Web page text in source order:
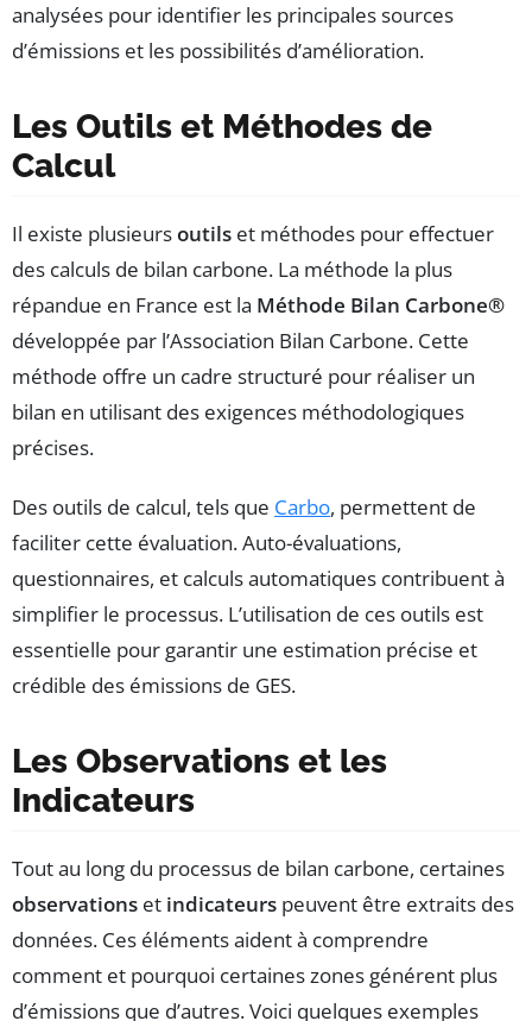
analysées pour identifier les principales sources
d’émissions et les possibilités d’amélioration.
Les Outils et Méthodes de
Calcul
Il existe plusieursoutils et méthodes pour effectuer
des calculs de bilan carbone. La méthode la plus
répandue en France est la Méthode Bilan Carbone®
développée par l’Association Bilan Carbone. Cette
méthode offre un cadre structuré pour réaliser un
bilan en utilisant des exigences méthodologiques
précises.
Des outils de calcul, tels que Carbo, permettent de
faciliter cette évaluation. Auto-évaluations,
questionnaires, et calculs automatiques contribuent à
simplifier le processus. L’utilisation de ces outils est
essentielle pour garantir une estimation précise et
crédible des émissions de GES.
Les Observations et les
Indicateurs
Tout au long du processus de bilan carbone, certaines
observations et indicateurs peuvent être extraits des
données. Ces éléments aident à comprendre
comment et pourquoi certaines zones générent plus
d’émissions que d’autres. Voici quelques exemples